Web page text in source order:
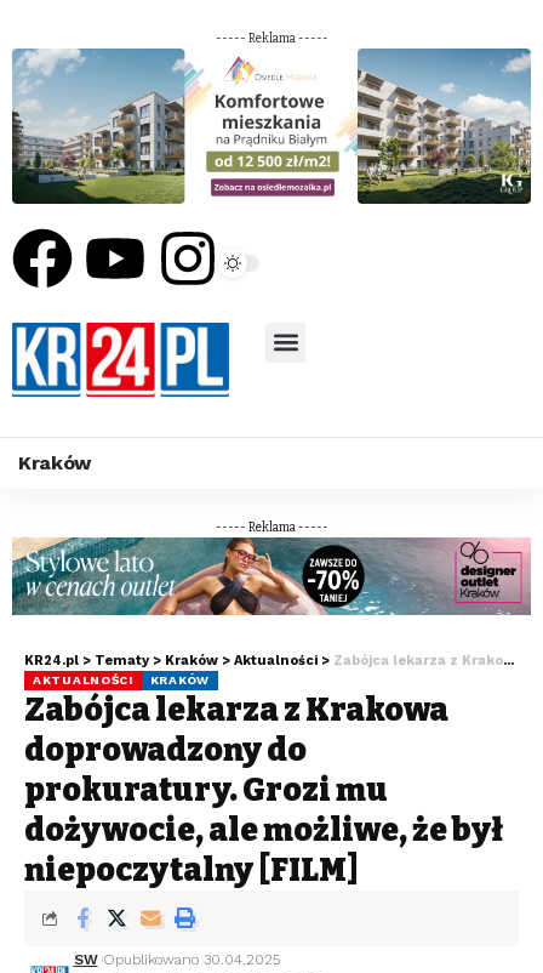
----- Reklama -----
Kraków
----- Reklama -----
KR24.pl > Tematy > Kraków > Aktualności > Zabójca lekarza z Krakowa doprowadzony do prokuratury. Grozi mu dożywocie, ale możliwe, że był niepoczytalny [FILM]
AKTUALNOŚCI KRAKÓW
Zabójca lekarza z Krakowa
doprowadzony do
prokuratury. Grozi mu
dożywocie, ale możliwe, że był
niepoczytalny [FILM]
SW Opublikowano 30.04.2025